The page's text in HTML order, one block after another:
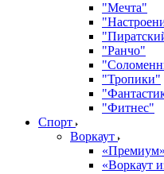
"Мечта"
"Ранчо"
"Тропики"
"Фитнес"
Спорт
Воркаут
«Премиум»
«Воркаут